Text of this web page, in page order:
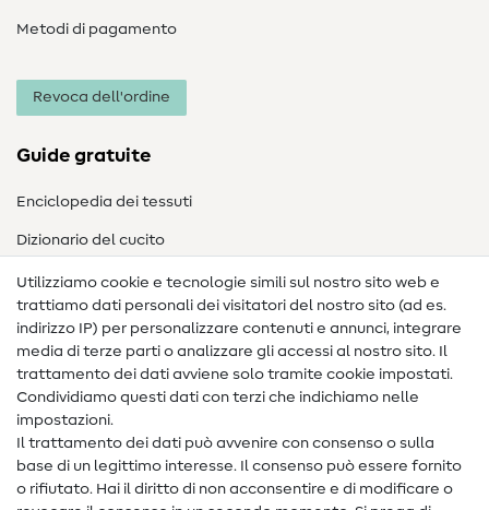
Metodi di pagamento
Revoca dell'ordine
Guide gratuite
Enciclopedia dei tessuti
Dizionario del cucito
Nähanleitungen
Assistenza e contatto
Contatto
Informazioni sul nuovo proprietario
FAQ
Diritto di recesso
Utilizziamo cookie e tecnologie simili sul nostro sito web e
trattiamo dati personali dei visitatori del nostro sito (ad es.
indirizzo IP) per personalizzare contenuti e annunci, integrare
media di terze parti o analizzare gli accessi al nostro sito. Il
trattamento dei dati avviene solo tramite cookie impostati.
Condividiamo questi dati con terzi che indichiamo nelle
impostazioni.
Il trattamento dei dati può avvenire con consenso o sulla
base di un legittimo interesse. Il consenso può essere fornito
o rifiutato. Hai il diritto di non acconsentire e di modificare o